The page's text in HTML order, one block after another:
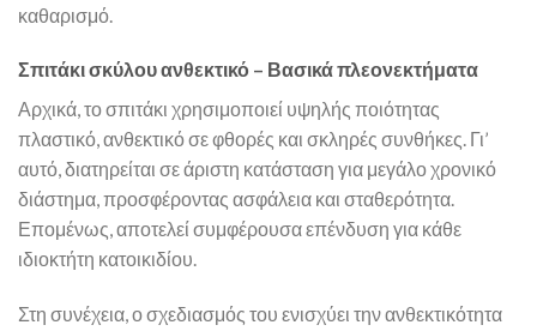
καθαρισμό.
Σπιτάκι σκύλου ανθεκτικό – Βασικά πλεονεκτήματα
Αρχικά, το σπιτάκι χρησιμοποιεί υψηλής ποιότητας
πλαστικό, ανθεκτικό σε φθορές και σκληρές συνθήκες. Γι’
αυτό, διατηρείται σε άριστη κατάσταση για μεγάλο χρονικό
διάστημα, προσφέροντας ασφάλεια και σταθερότητα.
Επομένως, αποτελεί συμφέρουσα επένδυση για κάθε
ιδιοκτήτη κατοικιδίου.
Στη συνέχεια, ο σχεδιασμός του ενισχύει την ανθεκτικότητα